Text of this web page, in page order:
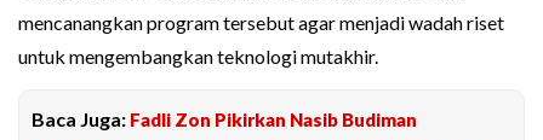
mencanangkan program tersebut agar menjadi wadah riset
untuk mengembangkan teknologi mutakhir.
Baca Juga: Fadli Zon Pikirkan Nasib Budiman